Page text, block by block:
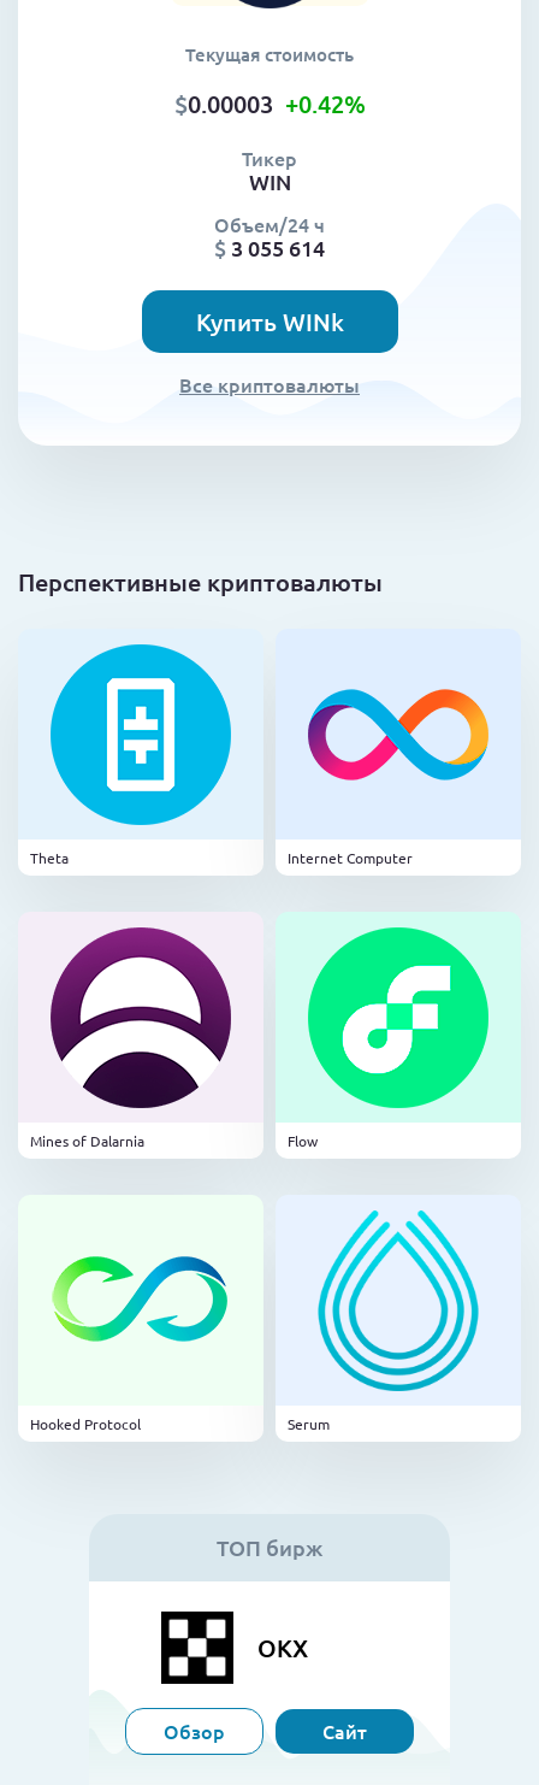
Текущая стоимость
$0.00003 +0.42%
Тикер
WIN
Объем/24 ч
$ 3 055 614
Купить WINk
Все криптовалюты
Перспективные криптовалюты
Theta Internet Computer
Mines of Dalarnia Flow
Hooked Protocol Serum
ТОП бирж
OKX
Обзор Сайт